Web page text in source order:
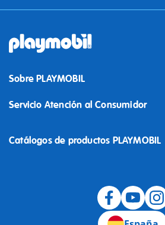
Sobre PLAYMOBIL
Servicio Atención al Consumidor
Catálogos de productos PLAYMOBIL